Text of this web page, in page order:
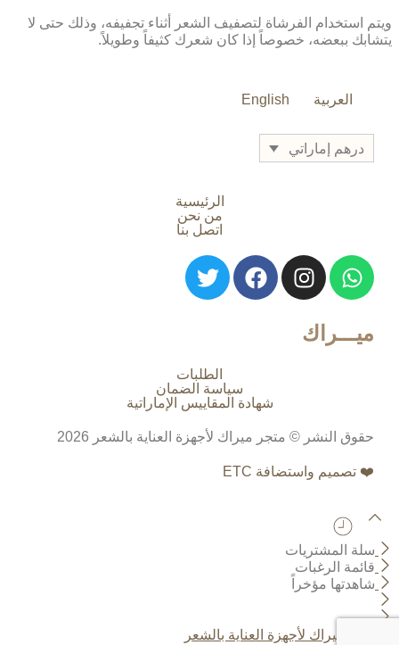
ويتم استخدام الفرشاة لتصفيف الشعر أثناء تجفيفه، وذلك حتى لا
يتشابك ببعضه، خصوصاً إذا كان شعرك كثيفاً وطويلاً.
العربية English
درهم إماراتي
الرئيسية
من نحن
اتصل بنا
ميـــراك
الطلبات
سياسة الضمان
شهادة المقاييس الإماراتية
حقوق النشر © متجر ميراك لأجهزة العناية بالشعر 2026
❤️ تصميم واستضافة ETC
سلة المشتريات
قائمة الرغبات
شاهدتها مؤخراً